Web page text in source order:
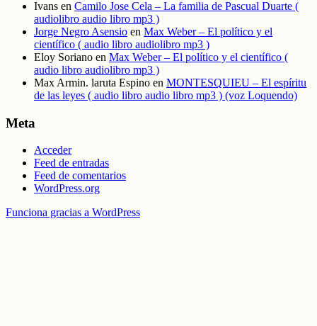
Ivans en Camilo Jose Cela – La familia de Pascual Duarte (
audiolibro audio libro mp3 )
Jorge Negro Asensio en Max Weber – El político y el
científico ( audio libro audiolibro mp3 )
Eloy Soriano en Max Weber – El político y el científico (
audio libro audiolibro mp3 )
Max Armin. laruta Espino en MONTESQUIEU – El espíritu
de las leyes ( audio libro audio libro mp3 ) (voz Loquendo)
Meta
Acceder
Feed de entradas
Feed de comentarios
WordPress.org
Funciona gracias a WordPress